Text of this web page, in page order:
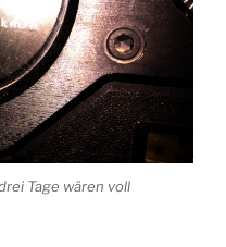
Tage wären voll